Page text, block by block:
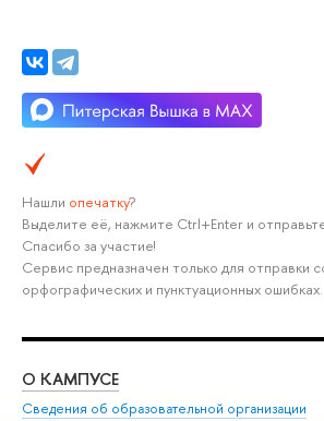
Нашли опечатку?
Выделите её, нажмите Ctrl+Enter и
Спасибо за участие!
Сервис предназначен только для отправки
орфографических и пунктуационных ошибках.
О КАМПУСЕ
Сведения об образовательной организации